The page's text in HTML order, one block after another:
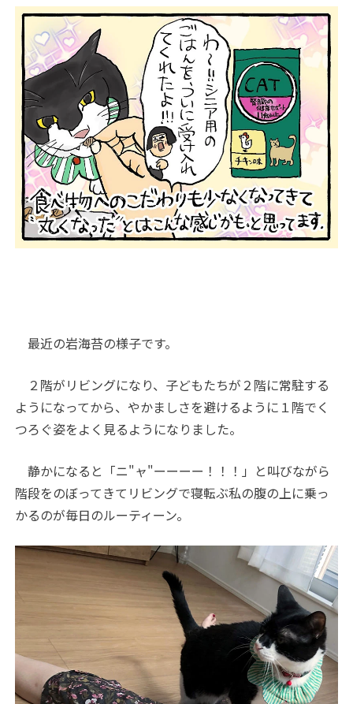
最近の岩海苔の様子です。
２階がリビングになり、子どもたちが２階に常駐する
ようになってから、やかましさを避けるように１階でく
つろぐ姿をよく見るようになりました。
静かになると「ニ"ャ"ーーーー！！！」と叫びながら
階段をのぼってきてリビングで寝転ぶ私の腹の上に乗っ
かるのが毎日のルーティーン。